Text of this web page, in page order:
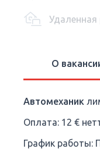
Удаленная
О
Автомеханик
Оплата: 12 €
График работы: